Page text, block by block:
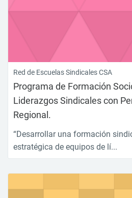
Red de Escuelas Sindicales CSA
Programa de Formación
Liderazgos Sindicales con
Regional.
“Desarrollar una formación
estratégica de equipos de lí...